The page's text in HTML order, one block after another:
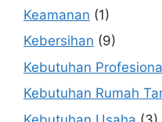
Keamanan (1)
Kebersihan (9)
Kebutuhan
Kebutuhan Rumah